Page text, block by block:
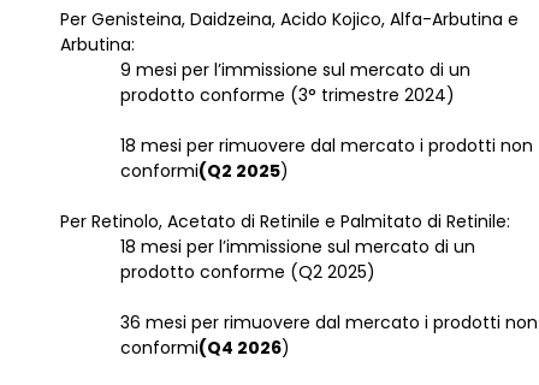
Per Genisteina, Daidzeina, Acido Kojico, Alfa-Arbutina e
Arbutina:
9 mesi per l’immissione sul mercato di un
prodotto conforme (3° trimestre 2024)
18 mesi per rimuovere dal mercato i prodotti non
conformi(Q2 2025)
Per Retinolo, Acetato di Retinile e Palmitato di Retinile:
18 mesi per l’immissione sul mercato di un
prodotto conforme (Q2 2025)
36 mesi per rimuovere dal mercato i prodotti non
conformi(Q4 2026)